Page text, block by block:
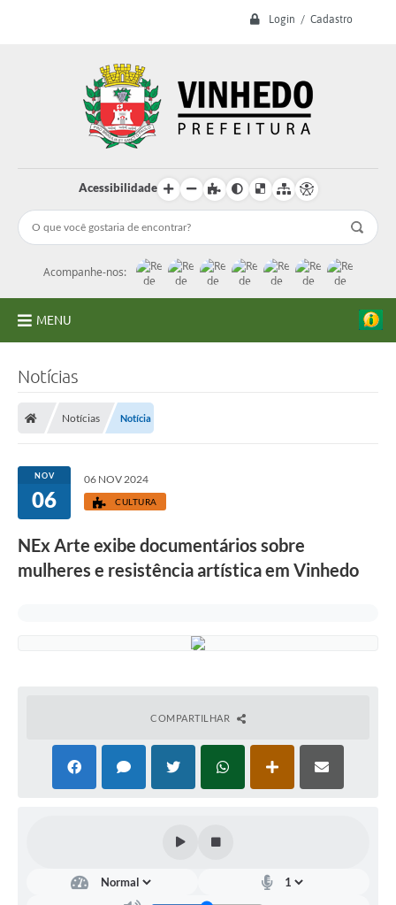
Login / Cadastro
Acessibilidade
Acompanhe-nos:
MENU
Licitações
Transparência
Concursos e Processos Seletivos
Normas e Legislação
Sistema de Protocolo
Notícias
Notícias Notícia
NOV
06
06 NOV 2024
CULTURA
NEx Arte exibe documentários sobre
mulheres e resistência artística em Vinhedo
COMPARTILHAR